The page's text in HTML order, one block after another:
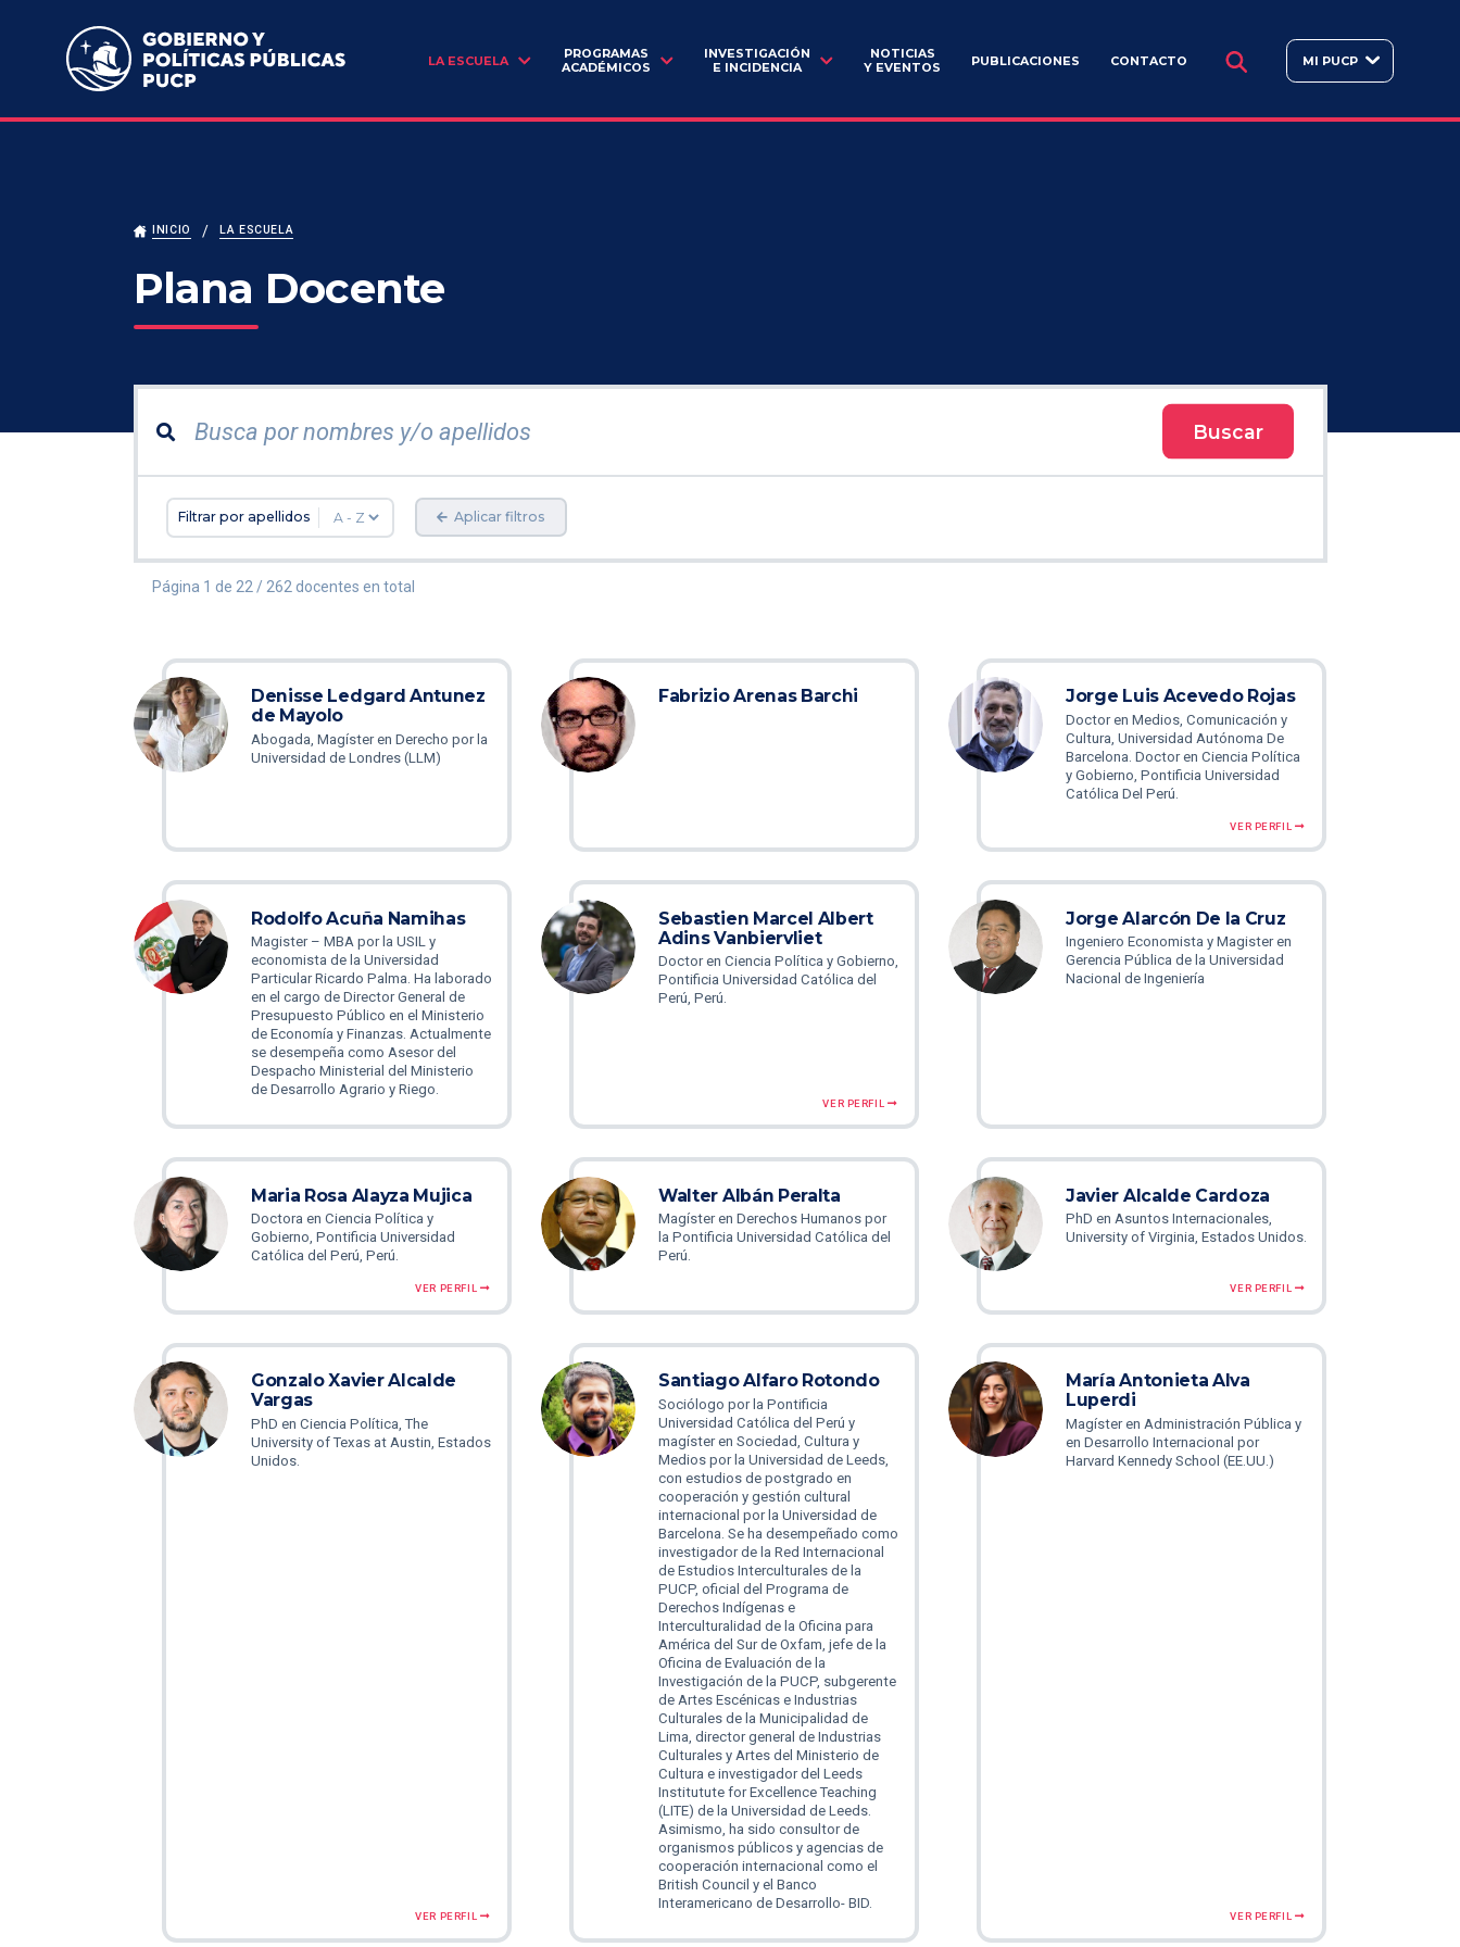
Escuela de Gobierno y Políticas Públicas
LA ESCUELA
PROGRAMAS
ACADÉMICOS
INVESTIGACIÓN
E INCIDENCIA
NOTICIAS
Y EVENTOS
PUBLICACIONES CONTACTO BUSCAR MI PUCP
INICIO LA ESCUELA
Plana Docente
Buscar
Filtrar por apellidos Aplicar filtros
Página 1 de 22 / 262 docentes en total
Denisse Ledgard Antunez
de Mayolo
Abogada, Magíster en Derecho por la
Universidad de Londres (LLM)
Fabrizio Arenas Barchi Jorge Luis Acevedo Rojas
Doctor en Medios, Comunicación y
Cultura, Universidad Autónoma De
Barcelona. Doctor en Ciencia Política
y Gobierno, Pontificia Universidad
Católica Del Perú.
VER PERFIL
Rodolfo Acuña Namihas
Magister – MBA por la USIL y
economista de la Universidad
Particular Ricardo Palma. Ha laborado
en el cargo de Director General de
Presupuesto Público en el Ministerio
de Economía y Finanzas. Actualmente
se desempeña como Asesor del
Despacho Ministerial del Ministerio
de Desarrollo Agrario y Riego.
Sebastien Marcel Albert
Adins Vanbiervliet
Doctor en Ciencia Política y Gobierno,
Pontificia Universidad Católica del
Perú, Perú.
VER PERFIL
Jorge Alarcón De la Cruz
Ingeniero Economista y Magister en
Gerencia Pública de la Universidad
Nacional de Ingeniería
Maria Rosa Alayza Mujica
Doctora en Ciencia Política y
Gobierno, Pontificia Universidad
Católica del Perú, Perú.
VER PERFIL
Walter Albán Peralta
Magíster en Derechos Humanos por
la Pontificia Universidad Católica del
Perú.
Javier Alcalde Cardoza
PhD en Asuntos Internacionales,
University of Virginia, Estados Unidos.
VER PERFIL
Gonzalo Xavier Alcalde
Vargas
PhD en Ciencia Política, The
University of Texas at Austin, Estados
Unidos.
VER PERFIL
Santiago Alfaro Rotondo
Sociólogo por la Pontificia
Universidad Católica del Perú y
magíster en Sociedad, Cultura y
Medios por la Universidad de Leeds,
con estudios de postgrado en
cooperación y gestión cultural
internacional por la Universidad de
Barcelona. Se ha desempeñado como
investigador de la Red Internacional
de Estudios Interculturales de la
PUCP, oficial del Programa de
Derechos Indígenas e
Interculturalidad de la Oficina para
América del Sur de Oxfam, jefe de la
Oficina de Evaluación de la
Investigación de la PUCP, subgerente
de Artes Escénicas e Industrias
Culturales de la Municipalidad de
Lima, director general de Industrias
Culturales y Artes del Ministerio de
Cultura e investigador del Leeds
Institutute for Excellence Teaching
(LITE) de la Universidad de Leeds.
Asimismo, ha sido consultor de
organismos públicos y agencias de
cooperación internacional como el
British Council y el Banco
Interamericano de Desarrollo- BID.
María Antonieta Alva
Luperdi
Magíster en Administración Pública y
en Desarrollo Internacional por
Harvard Kennedy School (EE.UU.)
VER PERFIL